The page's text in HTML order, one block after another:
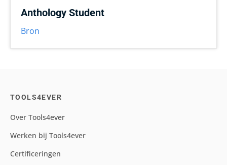
Anthology Student
Bron
TOOLS4EVER
Over Tools4ever
Werken bij Tools4ever
Certificeringen